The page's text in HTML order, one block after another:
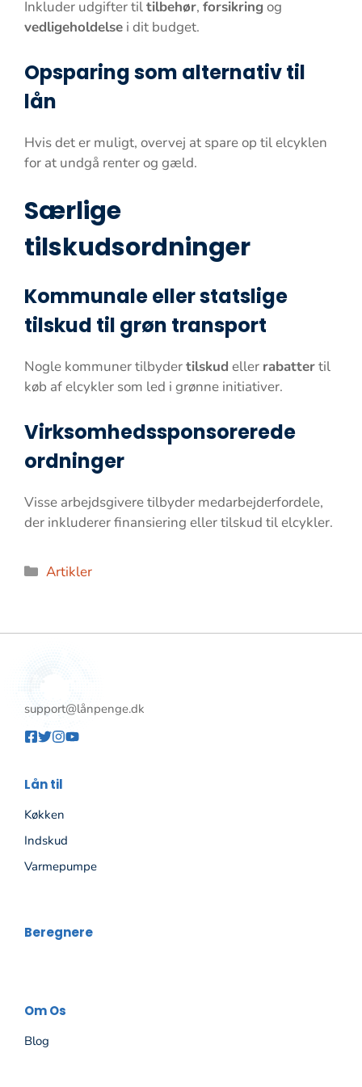
Inkluder udgifter tiltilbehør, forsikringog
vedligeholdelse i dit budget.
Opsparing som alternativ til
lån
Hvis det er muligt, overvej at spare op til elcyklen
for at undgå renter og gæld.
Særlige
tilskudsordninger
Kommunale eller statslige
tilskud til grøn transport
Nogle kommuner tilbydertilskud eller rabattertil
køb af elcykler som led i grønne initiativer.
Virksomhedssponsorerede
ordninger
Visse arbejdsgivere tilbyder medarbejderfordele,
der inkluderer finansiering eller tilskud til elcykler.
Kategorier
Artikler
support@lånpenge.dk
Lån til
Køkken
Indskud
Varmepumpe
Beregnere
Om Os
Blog